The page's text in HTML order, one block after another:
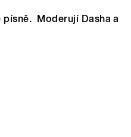
písně. Moderují Dasha a